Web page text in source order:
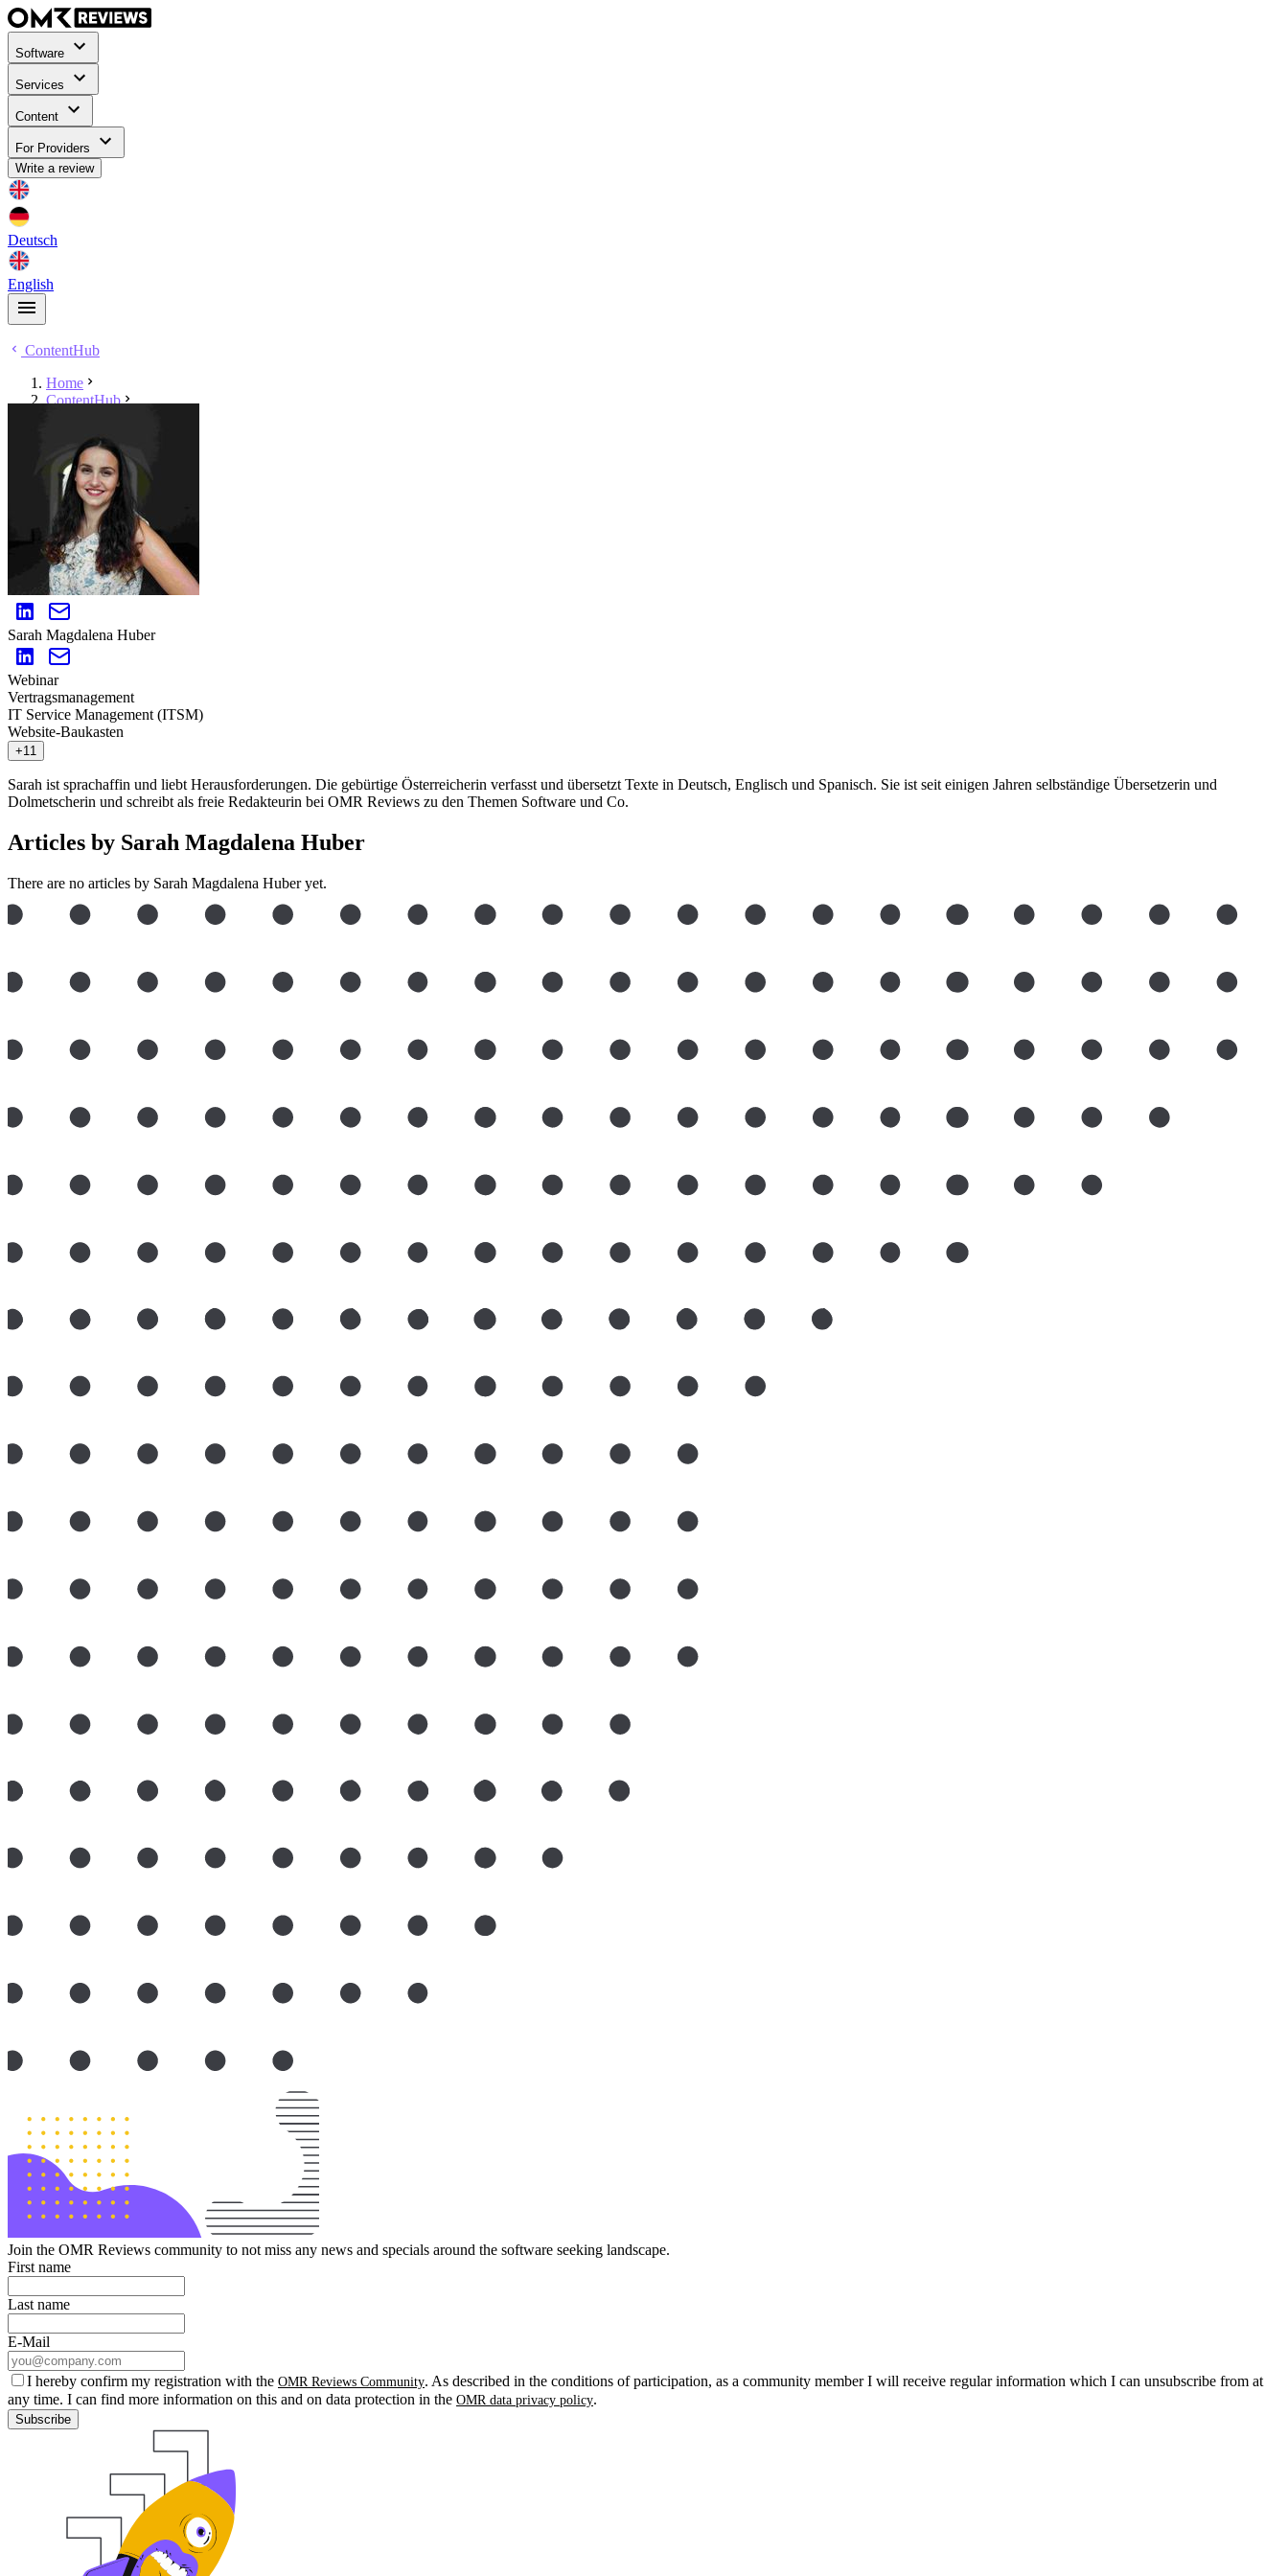
Software
Services
Content
For Providers
Write a review
Deutsch
English
ContentHub
Home
ContentHub
Sarah Magdalena Huber
Webinar
Vertragsmanagement
IT Service Management (ITSM)
Website-Baukasten
+11
Sarah ist sprachaffin und liebt Herausforderungen. Die gebürtige Österreicherin verfasst und übersetzt Texte in Deutsch, Englisch und Spanisch. Sie ist seit einigen Jahren selbständige Übersetzerin und
Dolmetscherin und schreibt als freie Redakteurin bei OMR Reviews zu den Themen Software und Co.
Articles by Sarah Magdalena Huber
There are no articles by Sarah Magdalena Huber yet.
Join the OMR Reviews community to not miss any news and specials around the software seeking landscape.
First name
Last name
E-Mail
I hereby confirm my registration with the OMR Reviews Community. As described in the conditions of participation, as a community member I will receive regular information which I can unsubscribe from at
any time. I can find more information on this and on data protection in the OMR data privacy policy.
Subscribe